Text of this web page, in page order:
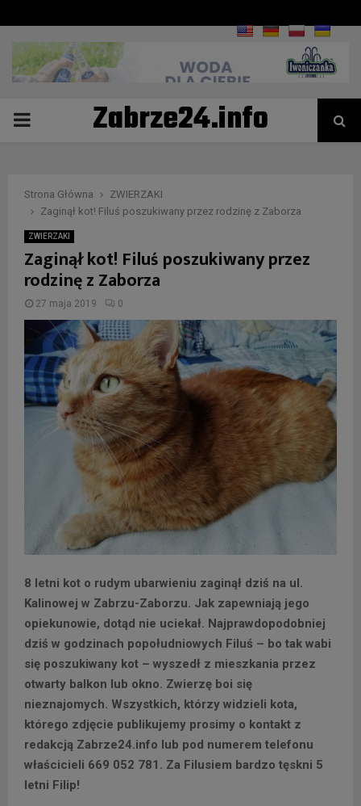
PRIMARYZabrze24.info
Strona Główna
ZWIERZAKI
Zaginął kot! Filuś poszukiwany przez rodzinę z Zaborza
ZWIERZAKI
Zaginął kot! Filuś poszukiwany przez
rodzinę z Zaborza
27 maja 2019 0
8 letni kot o rudym ubarwieniu zaginął dziś na ul.
Kalinowej w Zabrzu-Zaborzu. Jak zapewniają jego
opiekunowie, dotąd nie uciekał. Najprawdopodobniej
dziś w godzinach popołudniowych Filuś – bo tak wabi
się poszukiwany kot – wyszedł z mieszkania przez
otwarty balkon lub okno. Zwierzę boi się
nieznajomych. Wszystkich, którzy widzieli kota,
którego zdjęcie publikujemy prosimy o kontakt z
redakcją Zabrze24.info lub pod numerem telefonu
właścicieli 669 052 781. Za Filusiem bardzo tęskni 5
letni Filip!